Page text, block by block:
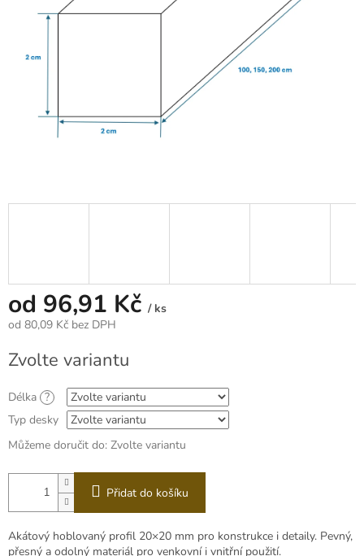
od 96,91 Kč / ks
od 80,09 Kč bez DPH
cena:
Zvolte variantu
Délka ?
Typ desky
Můžeme doručit do: Zvolte variantu
Přidat do košíku
Akátový hoblovaný profil 20×20 mm pro konstrukce i detaily. Pevný,
přesný a odolný materiál pro venkovní i vnitřní použití.